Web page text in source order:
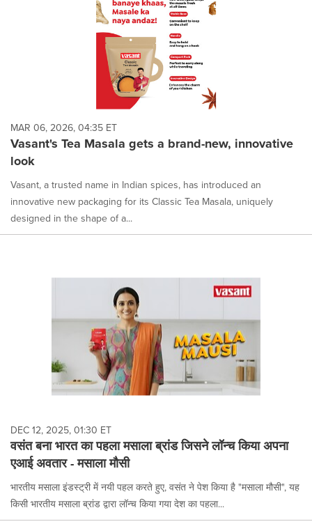
MAR 06, 2026, 04:35 ET
Vasant's Tea Masala gets a brand-new, innovative
look
Vasant, a trusted name in Indian spices, has introduced an
innovative new packaging for its Classic Tea Masala, uniquely
designed in the shape of a...
DEC 12, 2025, 01:30 ET
वसंत बना भारत का पहला मसाला ब्रांड जिसने लॉन्च किया अपना
एआई अवतार - मसाला मौसी
भारतीय मसाला इंडस्ट्री में नयी पहल करते हुए, वसंत ने पेश किया है "मसाला मौसी", यह
किसी भारतीय मसाला ब्रांड द्वारा लॉन्च किया गया देश का पहला...